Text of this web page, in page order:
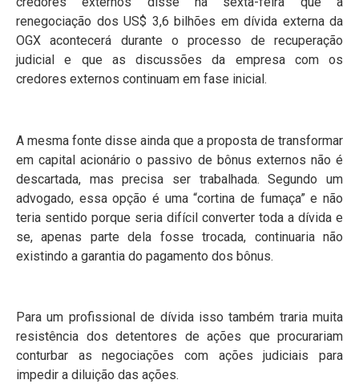
renegociação dos US$ 3,6 bilhões em dívida externa da
OGX acontecerá durante o processo de recuperação
judicial e que as discussões da empresa com os
credores externos continuam em fase inicial.
A mesma fonte disse ainda que a proposta de transformar
em capital acionário o passivo de bônus externos não é
descartada, mas precisa ser trabalhada. Segundo um
advogado, essa opção é uma “cortina de fumaça” e não
teria sentido porque seria difícil converter toda a dívida e
se, apenas parte dela fosse trocada, continuaria não
existindo a garantia do pagamento dos bônus.
Para um profissional de dívida isso também traria muita
resistência dos detentores de ações que procurariam
conturbar as negociações com ações judiciais para
impedir a diluição das ações.